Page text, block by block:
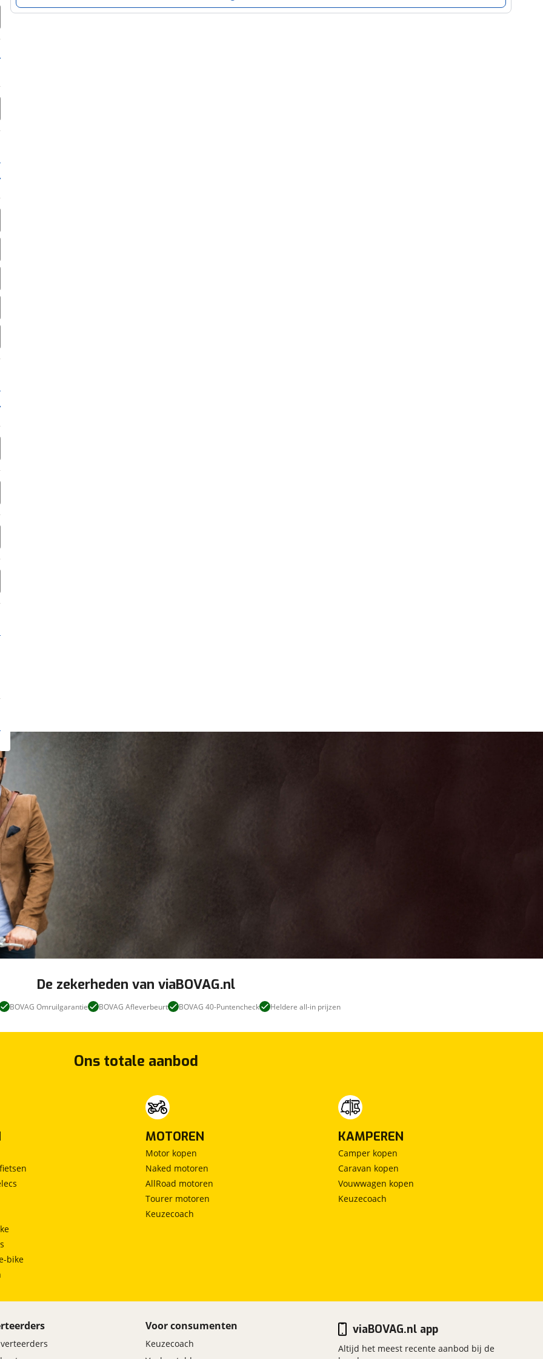
De zekerheden van viaBOVAG.nl
BOVAG Omruilgarantie BOVAG Afleverbeurt BOVAG 40-Puntencheck Heldere all-in prijzen
Ons totale aanbod
bike
MOTOREN
Motor kopen
Naked motoren
AllRoad motoren
Tourer motoren
Keuzecoach
KAMPEREN
Camper kopen
Caravan kopen
Vouwwagen kopen
Keuzecoach
Voor consumenten
Keuzecoach
viaBOVAG.nl app
Altijd het meest recente aanbod bij de